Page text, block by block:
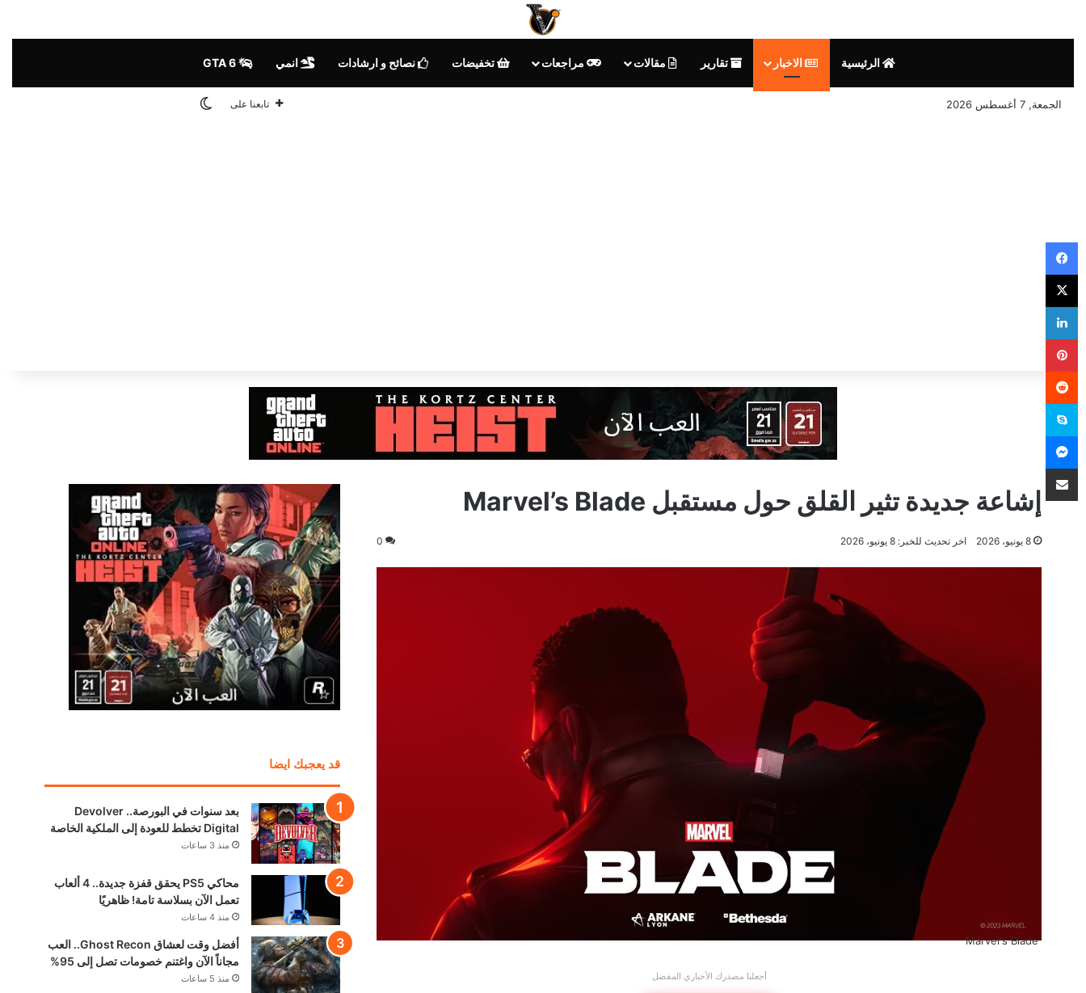
الرئيسية الاخبار تقارير مقالات مراجعات تخفيضات نصائح و ارشادات انمي
الجمعة, 7 أغسطس 2026 تابعنا على الوضع المظلم
إشاعة جديدة تثير القلق حول مستقبل Marvel’s Blade
8 يونيو، 2026 اخر تحديث للخبر: 8 يونيو، 2026 0
Marvel's Blade
أجعلنا مصدرك الأخباري المفضل
قد يعجبك ايضا
بعد سنوات في البورصة.. Devolver
Digital تخطط للعودة إلى الملكية الخاصة
منذ 3 ساعات
محاكي PS5 يحقق قفزة جديدة.. 4 ألعاب
تعمل الآن بسلاسة تامة! ظاهريًا
منذ 4 ساعات
أفضل وقت لعشاق Ghost Recon.. العب
مجاناً الآن واغتنم خصومات تصل إلى 95%
منذ 5 ساعات
فيسبوك
‫X
لينكدإن
بينتيريست
سكايب
ماسنجر
مشاركة عبر البريد